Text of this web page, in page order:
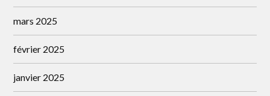
mars 2025
février 2025
janvier 2025